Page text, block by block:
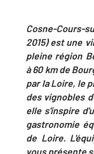
Cosne-Cours-
2015) est une
pleine région
à 60 km de
par la Loire, le
des vignobles
elle s'inspire
gastronomie
de Loire.
vous présente